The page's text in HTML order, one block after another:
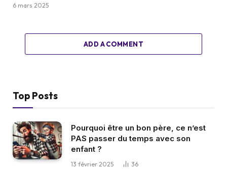
6 mars 2025
ADD A COMMENT
Top Posts
Pourquoi être un bon père, ce n’est
PAS passer du temps avec son
enfant ?
13 février 2025 36